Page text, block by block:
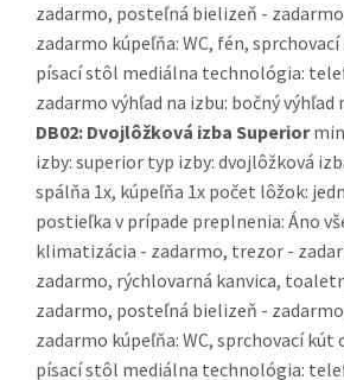
zadarmo, posteľná bielizeň -
zadarmo kúpeľňa: WC, fén,
písací stôl mediálna technológia:
zadarmo výhľad na izbu: bočný výhľad
DB02: Dvojlôžková izba Superior
izby: superior typ izby: dvojlôžková
spálňa 1x, kúpeľňa 1x počet lôžok:
postieľka v prípade preplnenia: Áno
klimatizácia - zadarmo, trezor -
zadarmo, rýchlovarná kanvica,
zadarmo, posteľná bielizeň -
zadarmo kúpeľňa: WC, sprchovací kút
písací stôl mediálna technológia: